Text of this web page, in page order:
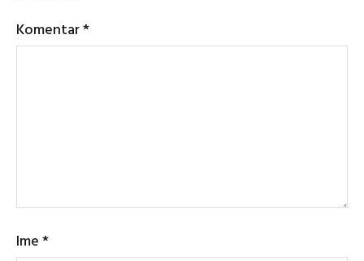
Komentar*
Ime*